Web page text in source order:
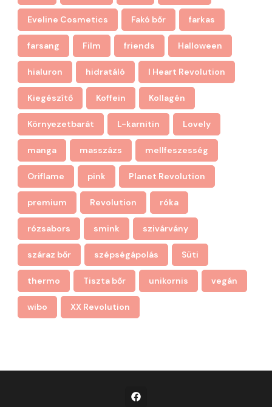
Eveline Cosmetics Fakó bőr farkas
farsang Film friends Halloween
hialuron hidratáló I Heart Revolution
Kiegészítő Koffein Kollagén
Környezetbarát L-karnitin Lovely
manga masszázs mellfeszesség
Oriflame pink Planet Revolution
premium Revolution róka
rózsabors smink szivárvány
száraz bőr szépségápolás Süti
thermo Tiszta bőr unikornis vegán
wibo XX Revolution